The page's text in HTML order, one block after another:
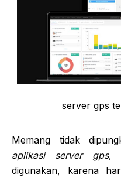
server gps
Memang tidak
aplikasi server gps,
digunakan, karena